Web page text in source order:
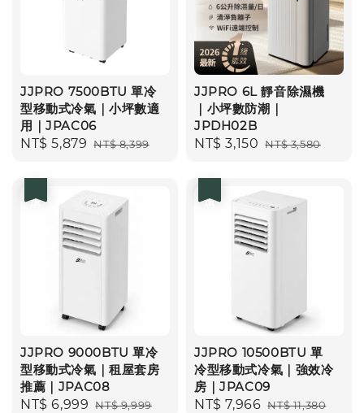
JJPRO 7500BTU 單冷
型移動式冷氣｜小坪數適
用｜JPAC06
Sale
NT$ 5,879 Regular
NT$ 8,399
JJPRO 6L 靜音除濕機
｜小坪數防潮｜
JPDH02B
Sale
NT$ 3,150 Regular
NT$ 3,580
JJPRO 9000BTU 單冷
型移動式冷氣｜租屋套房
推薦｜JPAC08
Sale
NT$ 6,999 Regular
NT$ 9,999
JJPRO 10500BTU 單
冷型移動式冷氣｜強效冷
房｜JPAC09
Sale
NT$ 7,966 Regular
NT$ 11,380